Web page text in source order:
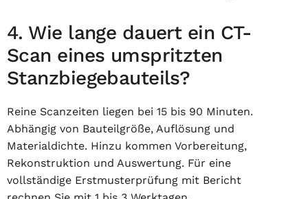
4. Wie lange dauert ein CT-
Scan eines umspritzten
Stanzbiegebauteils?
Reine Scanzeiten liegen bei 15 bis 90 Minuten.
Abhängig von Bauteilgröße, Auflösung und
Materialdichte. Hinzu kommen Vorbereitung,
Rekonstruktion und Auswertung. Für eine
vollständige Erstmusterprüfung mit Bericht